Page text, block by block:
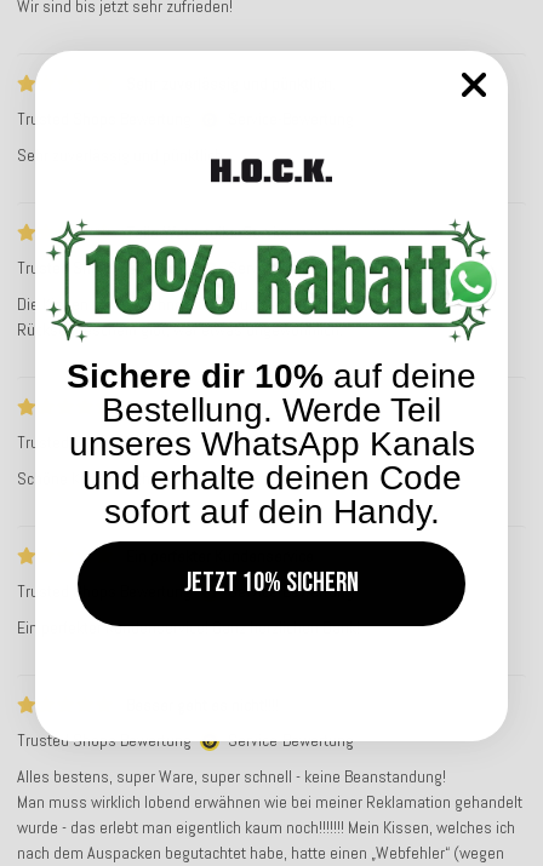
Wir sind bis jetzt sehr zufrieden!
Trusted Shops Bewertung
Sehr zuverlässig und pünktlich.
Tolle Wate, toller Service
Trusted Shops Bewertung
Service-Bewertung
Die Kissen kamen schnell, tolle Qualität. Einzig, dass es keinen
Rücksendeschein gibt, war etwas ungewöhnlich.
Schöne Kissen
Trusted Shops Bewertung
Service-Bewertung
Schöne Kissen! Schnell geliefert!
Trusted Shops Bewertung
Service-Bewertung
Ein perfekter Kundenservice! Ganz herzlichen Dank!
Trusted Shops Bewertung
Service-Bewertung
Alles bestens, super Ware, super schnell - keine Beanstandung!
Man muss wirklich lobend erwähnen wie bei meiner Reklamation gehandelt
wurde - das erlebt man eigentlich kaum noch!!!!!!! Mein Kissen, welches ich
nach dem Auspacken begutachtet habe, hatte einen „Webfehler“ (wegen
Sichere dir 10% auf deine
Bestellung. Werde Teil
unseres WhatsApp Kanals
und erhalte deinen Code
sofort auf dein Handy.
Jetzt 10% sichern